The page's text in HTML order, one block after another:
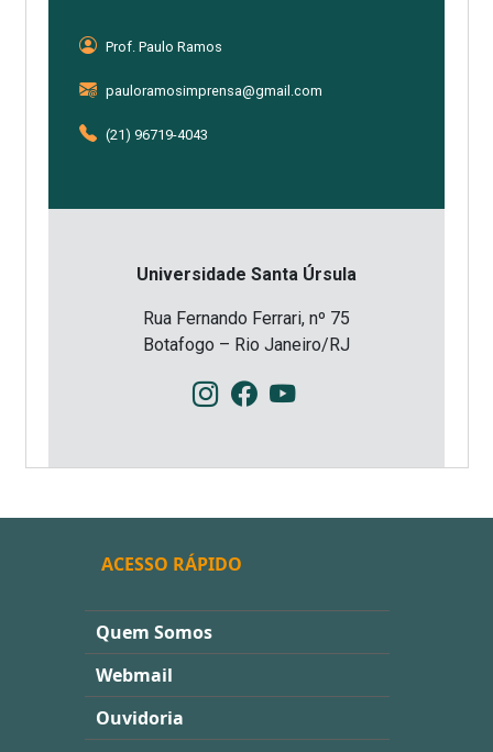
Prof. Paulo Ramos
pauloramosimprensa@gmail.com
(21) 96719-4043
Universidade Santa Úrsula
Rua Fernando Ferrari, nº 75
Botafogo – Rio Janeiro/RJ
ACESSO RÁPIDO
Quem Somos
Webmail
Ouvidoria